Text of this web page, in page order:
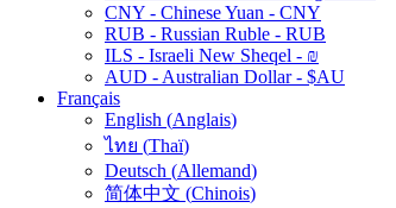
CNY - Chinese Yuan - CNY
RUB - Russian Ruble - RUB
ILS - Israeli New Sheqel - ₪
AUD - Australian Dollar - $AU
Français
English (Anglais)
ไทย (Thaï)
Deutsch (Allemand)
简体中文 (Chinois)